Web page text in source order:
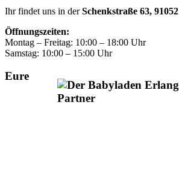
Ihr findet uns in derSchenkstraße 63,
Öffnungszeiten:
Montag – Freitag: 10:00 – 18:00 Uhr
Samstag: 10:00 – 15:00 Uhr
Eure